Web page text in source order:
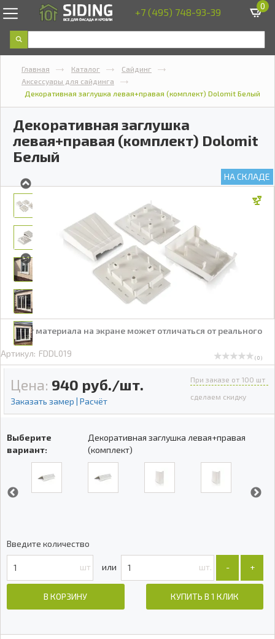
+7 (495) 748-93-39 0
Главная Каталог
Сайдинг
Аксессуары для сайдинга
Декоративная заглушка левая+правая (комплект) Dolomit Белый
Декоративная заглушка
левая+правая (комплект) Dolomit
Белый
НА СКЛАДЕ
Цвет материала на экране может отличаться от реального
Артикул: FDDL019 ( 0 )
Цена: 940 руб./шт.
Заказать замер | Расчёт
При заказе от 100 шт
сделаем скидку
Выберите
вариант:
Декоративная заглушка левая+правая
(комплект)
Введите количество
шт шт. +
-
В КОРЗИНУ КУПИТЬ В 1 КЛИК